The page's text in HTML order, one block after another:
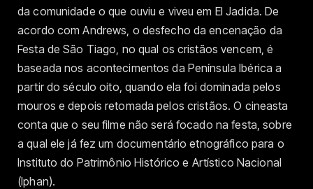
da comunidade o que ouviu e viveu em El Jadida. De
acordo com Andrews, o desfecho da encenação da
Festa de São Tiago, no qual os cristãos vencem, é
baseada nos acontecimentos da Península Ibérica a
partir do século oito, quando ela foi dominada pelos
mouros e depois retomada pelos cristãos. O cineasta
conta que o seu filme não será focado na festa, sobre
a qual ele já fez um documentário etnográfico para o
Instituto do Patrimônio Histórico e Artístico Nacional
(Iphan).